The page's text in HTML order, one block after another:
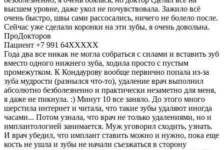
высшем уровне, даже укол не почувствовала. Зажило всё
очень быстро, швы сами рассосались, ничего не болело после.
Сейчас уже сделали коронки на эти зубы, я очень довольна.
ПроДокторов
Пациент +7 991 64XXXXX
Года два все никак не могла собраться с силами и вставить зуб
вместо одного нижнего зуба, ходила просто с пустым
промежутком. К Кондаурову вообще первично попала из-за
зуба мудрости (разнылся что-то), удаление врач выполнил
абсолютно безболезненно и практически незаметно для меня,
я даже не пикнула. :) Минут 10 все заняло. До этого много
шерстила интернет и читала, что такие зубы удаляют иногда
часами... Потом узнала, что врач не только удалениями, но и
имплантологией занимается. Муж уговорил сходить, узнать.
И врач убедил, что имплант ставить можно и нужно, пока еще
кость не ушла и зубы не начали съезжаться в сторону